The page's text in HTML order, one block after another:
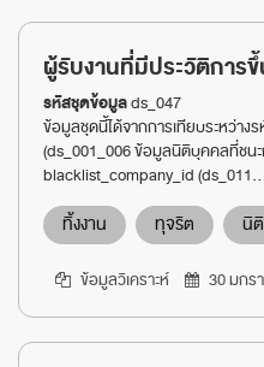
ผู้รับงานที่มีประวัติการ
รหัสชุดข้อมูลds_047
ข้อมูลชุดนี้ได้จากการเทียบระหว่า
(ds_001_006 ข้อมูลนิติบุคคลที่ชนะ
blacklist_company_id
ทิ้งงาน ทุจริต นิ
ข้อมูลวิเคราะห์ 30 มกร